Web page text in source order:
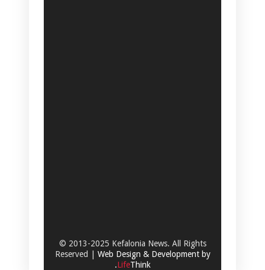
© 2013-2025 Kefalonia News. All Rights
Reserved | Web Design & Development by
.LifeThink